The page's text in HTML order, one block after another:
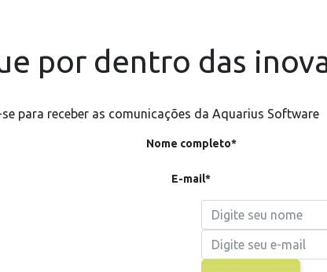
por dentro das
se para receber as comunicações da Aquarius Software
Nome completo*
E-mail*